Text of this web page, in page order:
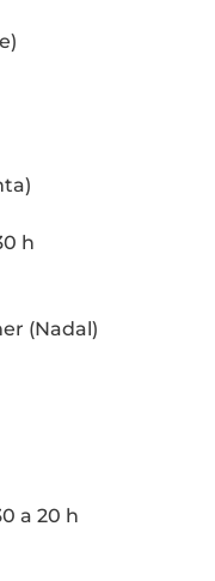
h
(Nadal)
a 20 h